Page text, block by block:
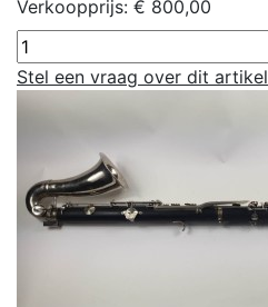
Verkoopprijs: € 800,00
Stel een vraag over dit artikel